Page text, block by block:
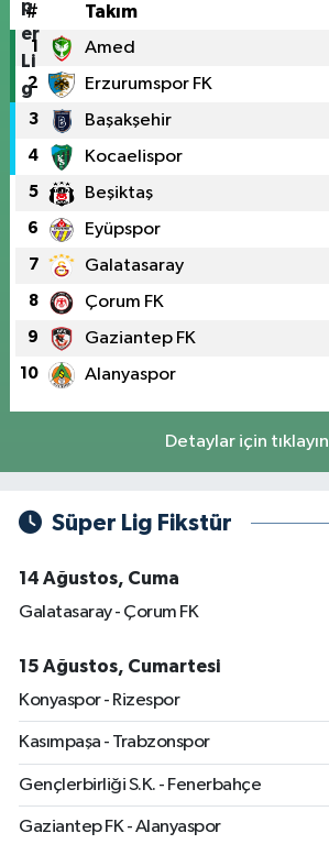
# Takım
1 Amed
2 Erzurumspor FK
3 Başakşehir
4 Kocaelispor
5 Beşiktaş
6 Eyüpspor
7 Galatasaray
8 Çorum FK
9 Gaziantep FK
10 Alanyaspor
Detaylar için tıklayın
Süper Lig Fikstür
14 Ağustos, Cuma
Galatasaray - Çorum FK
15 Ağustos, Cumartesi
Konyaspor - Rizespor
Kasımpaşa - Trabzonspor
Gençlerbirliği S.K. - Fenerbahçe
Gaziantep FK - Alanyaspor